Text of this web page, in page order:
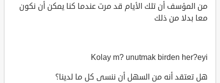
من المؤسف أن تلك الأيام قد مرت عندما كنا يمكن أن نكون
معا بدلا من ذلك
Kolay m? unutmak birden her?eyi
هل تعتقد أنه من السهل أن ننسى كل ما لدينا؟